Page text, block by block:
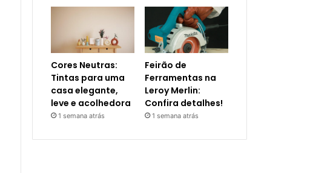
Cores Neutras:
Tintas para uma
casa elegante,
leve e acolhedora
1 semana atrás
Feirão de
Ferramentas na
Leroy Merlin:
Confira detalhes!
1 semana atrás